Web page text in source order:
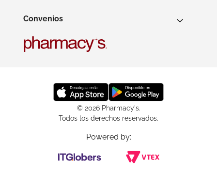
Convenios
© 2026 Pharmacy's.
Todos los derechos reservados.
Powered by: